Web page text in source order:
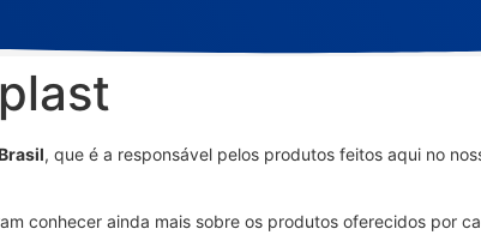
, que é a responsável pelos produtos feitos aqui no
conhecer ainda mais sobre os produtos oferecidos por